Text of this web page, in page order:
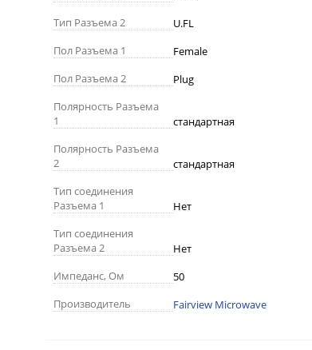
Тип Разъема 2
U.FL
Пол Разъема 1
Female
Пол Разъема 2
Plug
Полярность Разъема
1
стандартная
Полярность Разъема
2
стандартная
Тип соединения
Разъема 1
Нет
Тип соединения
Разъема 2
Нет
Импеданс, Ом
50
Производитель
Fairview Microwave